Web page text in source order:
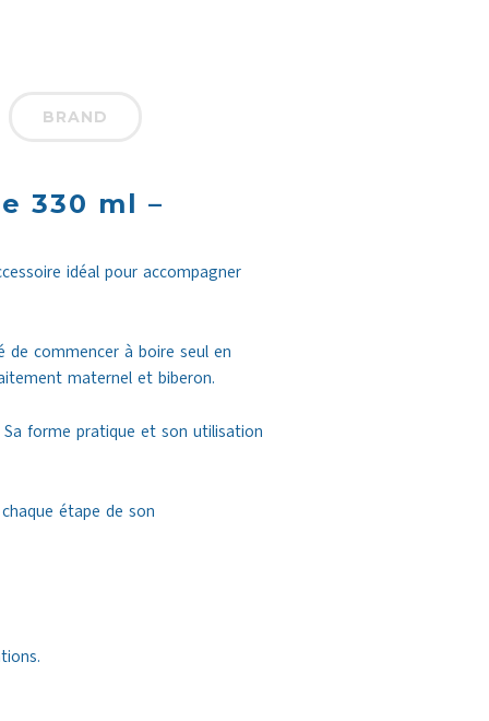
BRAND
330 ml –
idéal pour accompagner
commencer à boire seul en
maternel et biberon.
forme pratique et son utilisation
étape de son